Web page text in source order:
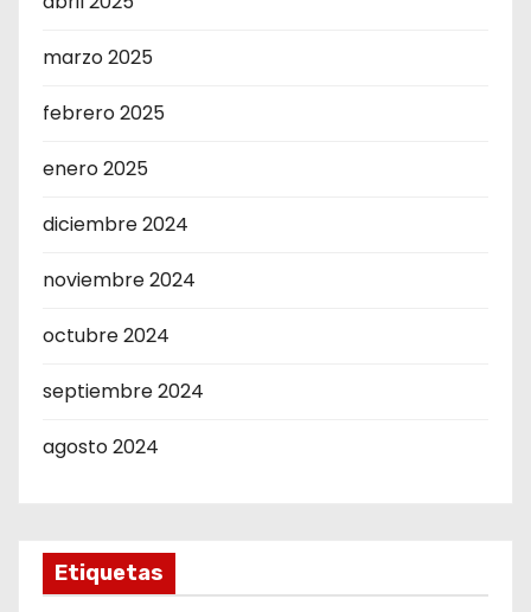
marzo 2025
febrero 2025
enero 2025
diciembre 2024
noviembre 2024
octubre 2024
septiembre 2024
agosto 2024
Etiquetas